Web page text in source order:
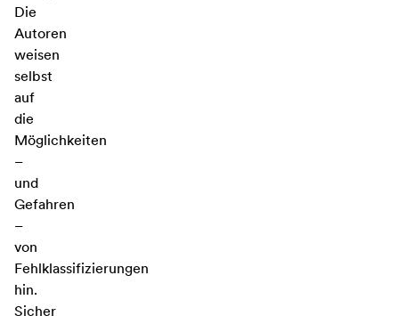
Die
Autoren
weisen
selbst
auf
die
Möglichkeiten
–
und
Gefahren
–
von
Fehlklassifizierungen
hin.
Sicher